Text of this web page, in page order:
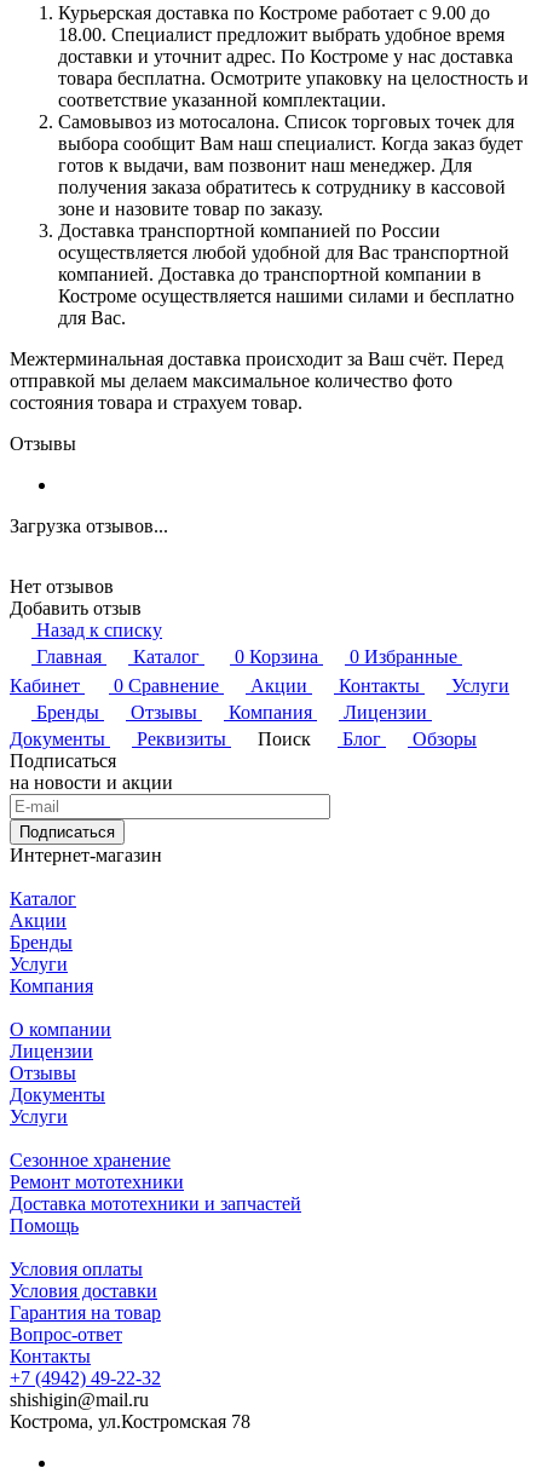
Курьерская доставка по Костроме работает с 9.00 до
18.00. Специалист предложит выбрать удобное время
доставки и уточнит адрес. По Костроме у нас доставка
товара бесплатна. Осмотрите упаковку на целостность и
соответствие указанной комплектации.
Самовывоз из мотосалона. Список торговых точек для
выбора сообщит Вам наш специалист. Когда заказ будет
готов к выдачи, вам позвонит наш менеджер. Для
получения заказа обратитесь к сотруднику в кассовой
зоне и назовите товар по заказу.
Доставка транспортной компанией по России
осуществляется любой удобной для Вас транспортной
компанией. Доставка до транспортной компании в
Костроме осуществляется нашими силами и бесплатно
для Вас.
Межтерминальная доставка происходит за Ваш счёт. Перед
отправкой мы делаем максимальное количество фото
состояния товара и страхуем товар.
Отзывы
Загрузка отзывов...
Нет отзывов
Добавить отзыв
Назад к списку
Главная
Каталог 0 Корзина 0 Избранные
Кабинет
0 Сравнение Акции Контакты
Услуги
Бренды
Отзывы Компания
Лицензии
Документы
Реквизиты Поиск Блог
Обзоры
Подписаться
на новости и акции
Подписаться
Интернет-магазин
Каталог
Акции
Бренды
Услуги
Компания
О компании
Лицензии
Отзывы
Документы
Услуги
Сезонное хранение
Ремонт мототехники
Доставка мототехники и запчастей
Помощь
Условия оплаты
Условия доставки
Гарантия на товар
Вопрос-ответ
Контакты
+7 (4942) 49-22-32
shishigin@mail.ru
Кострома, ул.Костромская 78